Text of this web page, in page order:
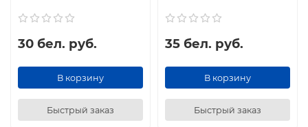
30 бел. руб.
В корзину
Быстрый заказ
35 бел. руб.
В корзину
Быстрый заказ